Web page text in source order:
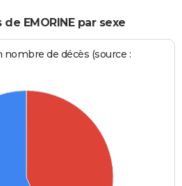
EMORINE par sexe
de décès (source :